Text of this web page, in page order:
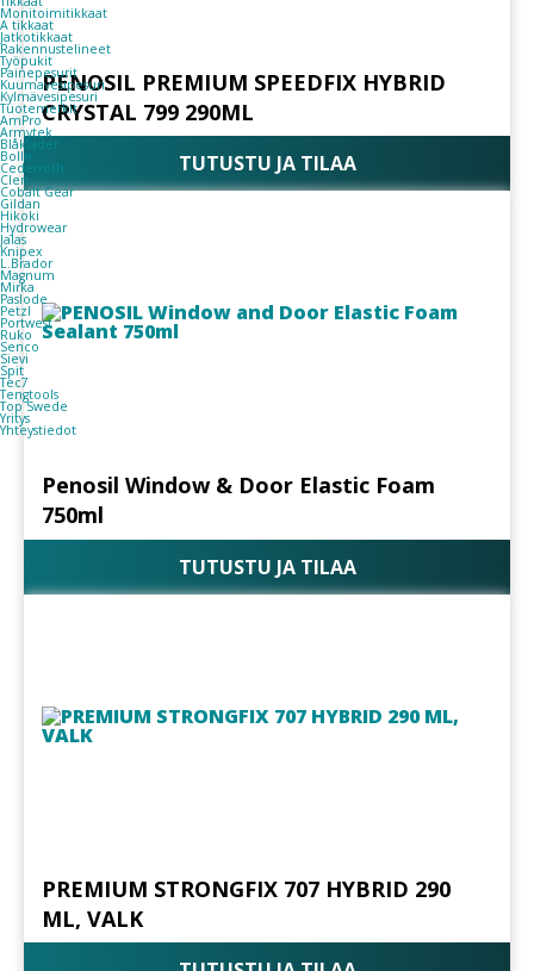
Monitoimitikkaat
A tikkaat
Jatkotikkaat
Rakennustelineet
Työpukit
Painepesurit
Kuumavesipesuri
Kylmävesipesuri
Tuotemerkit
AmPro
Armytek
Blåkläder
Bolle
Cederroth
Clen
Cobalt Gear
Gildan
Hikoki
Hydrowear
Jalas
Knipex
L.Brador
Magnum
Mirka
Paslode
Petzl
Portwest
Ruko
Senco
Sievi
Spit
Tec7
Tengtools
Top Swede
Yritys
Yhteystiedot
PENOSIL PREMIUM SPEEDFIX HYBRID
CRYSTAL 799 290ML
TUTUSTU JA TILAA
Penosil Window & Door Elastic Foam
750ml
TUTUSTU JA TILAA
PREMIUM STRONGFIX 707 HYBRID 290
ML, VALK